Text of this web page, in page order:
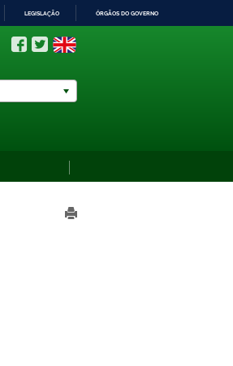
LEGISLAÇÃO ÓRGÃOS DO GOVERNO